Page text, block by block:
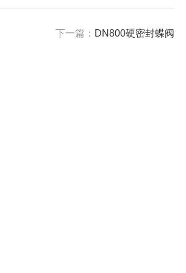
下一篇： DN800硬密封蝶阀